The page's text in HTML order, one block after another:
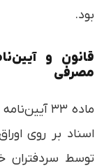
بود.
قانون و
مصرفی
ماده ۳۳
توسط سردفتران